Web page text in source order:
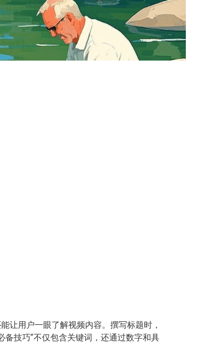
让用户一眼了解视频内容。撰写标题时，
技巧”不仅包含关键词，还通过数字和具